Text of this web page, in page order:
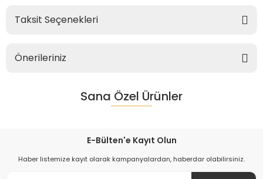
Taksit Seçenekleri
Önerileriniz
Sana Özel Ürünler
E-Bülten'e Kayıt Olun
Haber listemize kayıt olarak kampanyalardan, haberdar olabilirsiniz.